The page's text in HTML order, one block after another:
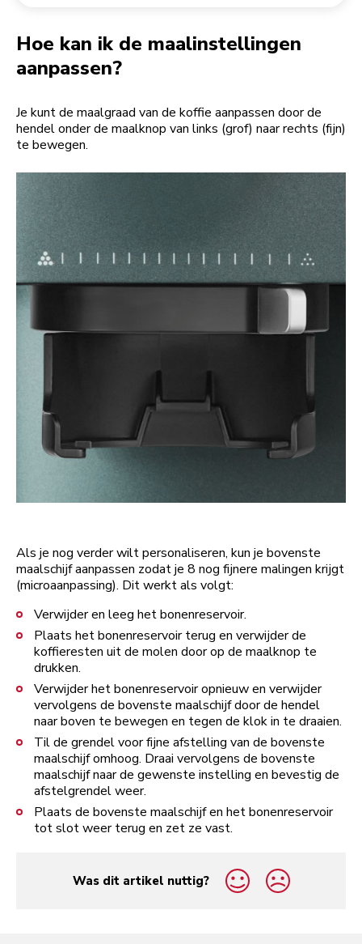
Hoe kan ik de maalinstellingen
aanpassen?
Je kunt de maalgraad van de koffie aanpassen door de
hendel onder de maalknop van links (grof) naar rechts (fijn)
te bewegen.
Als je nog verder wilt personaliseren, kun je bovenste
maalschijf aanpassen zodat je 8 nog fijnere malingen krijgt
(microaanpassing). Dit werkt als volgt:
Verwijder en leeg het bonenreservoir.
Plaats het bonenreservoir terug en verwijder de
koffieresten uit de molen door op de maalknop te
drukken.
Verwijder het bonenreservoir opnieuw en verwijder
vervolgens de bovenste maalschijf door de hendel
naar boven te bewegen en tegen de klok in te draaien.
Til de grendel voor fijne afstelling van de bovenste
maalschijf omhoog. Draai vervolgens de bovenste
maalschijf naar de gewenste instelling en bevestig de
afstelgrendel weer.
Plaats de bovenste maalschijf en het bonenreservoir
tot slot weer terug en zet ze vast.
Was dit artikel nuttig?
yes
no